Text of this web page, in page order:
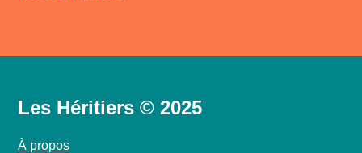
Les Héritiers © 2025
À propos